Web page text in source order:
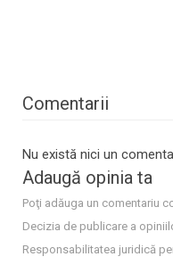
Comentarii
Nu există nici un
Adaugă opinia ta
Poţi adăuga un comentariu
Decizia de publicare a
Responsabilitatea juridică